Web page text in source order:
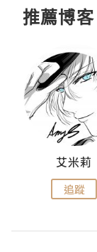
推薦博客
艾米莉
追蹤